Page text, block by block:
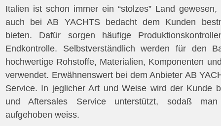
Italien ist schon immer ein “stolzes” Land
auch bei AB YACHTS bedacht dem Kunden
bieten. Dafür sorgen häufige
Endkontrolle. Selbstverständlich werden für den
hochwertige Rohstoffe, Materialien, Komponenten
verwendet. Erwähnenswert bei dem Anbieter AB
Service. In jeglicher Art und Weise wird der Kunde
und Aftersales Service unterstützt, sodaß
aufgehoben weiss.